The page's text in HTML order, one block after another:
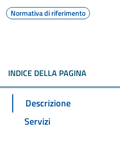
Normativa di riferimento
INDICE DELLA PAGINA
Descrizione
Servizi